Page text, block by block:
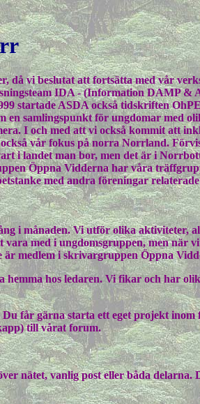
då vi beslutat att fortsätta med vår
IDA - (Information DAMP &
startade ASDA också tidskriften
samlingspunkt för ungdomar med
I och med att vi också kommit att
vår fokus på norra Norrland.
i landet man bor, men det är i
Öppna Vidderna har våra
med andra föreningar
i månaden. Vi utför olika aktiviteter,
vara med i ungdomsgruppen, men när
är medlem i skrivargruppen Öppna
hos ledaren. Vi fikar och har
får gärna starta ett eget projekt inom
till vårat forum.
nätet, vanlig post eller båda delarna.